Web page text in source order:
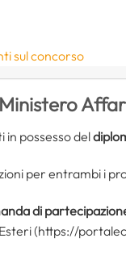
sul concorso
possesso del
per entrambi i
di
(https://